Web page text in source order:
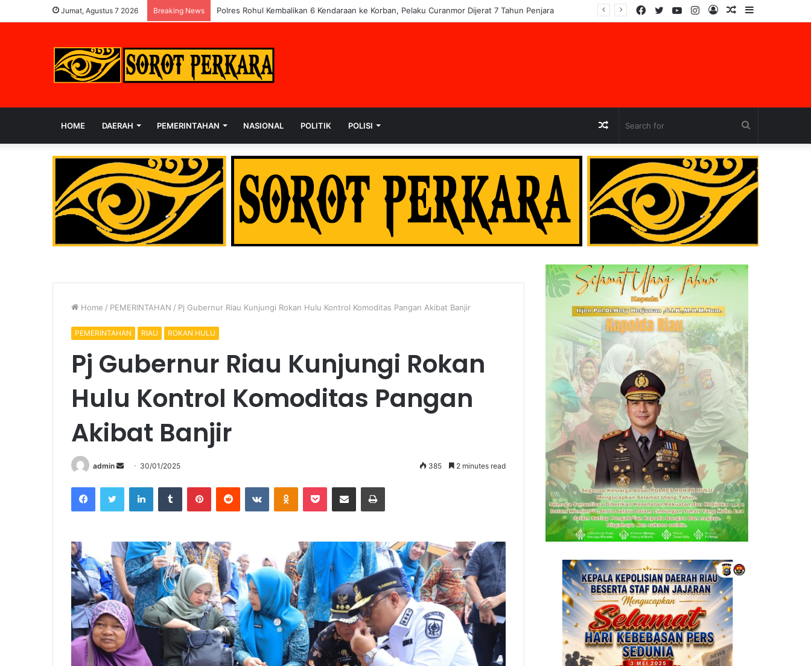
Jumat, Agustus 7 2026 Breaking News Lapas Pasir Pangaraian Bantah Isu Price Fixing, Tegaskan Semua Layanan Gratis Sidebar
Random
Log
Instagram
YouTube
Twitter
Facebook
HOME DAERAH PEMERINTAHAN NASIONAL POLITIK POLISI
for
Random
Article
Home / PEMERINTAHAN / Pj Gubernur Riau Kunjungi Rokan Hulu Kontrol Komoditas Pangan Akibat Banjir
PEMERINTAHAN RIAU ROKAN HULU
Pj Gubernur Riau Kunjungi Rokan
Hulu Kontrol Komoditas Pangan
Akibat Banjir
admin
Send
email
30/01/2025 385 2 minutes read
FacebookTwitter LinkedInTumblr PinterestReddit VKontakteOdnoklassniki
Pocket Share via Email Print